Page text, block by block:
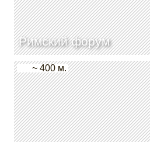
Римский форум
~ 400 м.